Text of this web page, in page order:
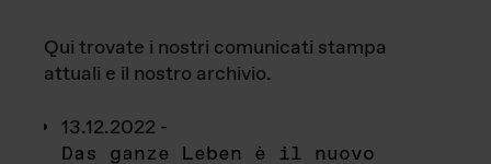
Qui trovate i nostri comunicati stampa
attuali e il nostro archivio.
13.12.2022 -
Das ganze Leben è il nuovo